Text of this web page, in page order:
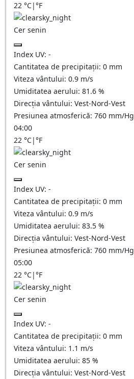
22 °C|°F
Cer senin
Index UV: -
Cantitatea de precipitații: 0 mm
Viteza vântului: 0.9 m/s
Umiditatea aerului: 81.6 %
Direcția vântului: Vest-Nord-Vest
Presiunea atmosferică: 760 mm/Hg
04:00
22 °C|°F
Cer senin
Index UV: -
Cantitatea de precipitații: 0 mm
Viteza vântului: 0.9 m/s
Umiditatea aerului: 83.5 %
Direcția vântului: Vest-Nord-Vest
Presiunea atmosferică: 760 mm/Hg
05:00
22 °C|°F
Cer senin
Index UV: -
Cantitatea de precipitații: 0 mm
Viteza vântului: 1.1 m/s
Umiditatea aerului: 85 %
Direcția vântului: Vest-Nord-Vest